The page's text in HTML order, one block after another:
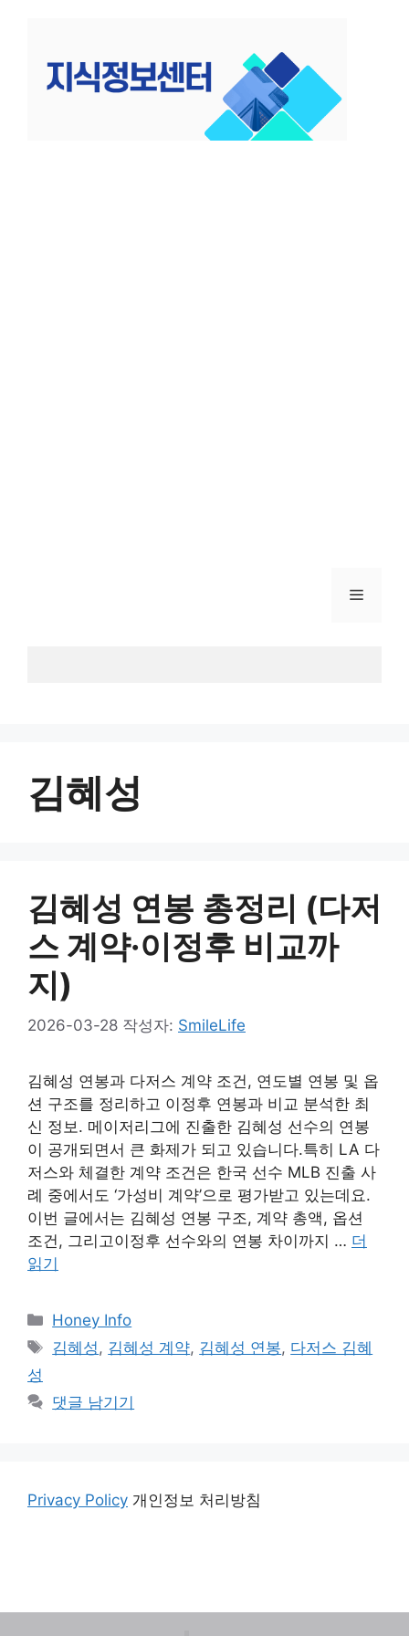
메
김혜성
김혜성 연봉 총정리 (다저
스 계약·이정후 비교까
지)
2026-03-28 작성자: SmileLife
김혜성 연봉과 다저스 계약 조건, 연도별 연봉 및 옵
션 구조를 정리하고 이정후 연봉과 비교 분석한 최
신 정보. 메이저리그에 진출한 김혜성 선수의 연봉
이 공개되면서 큰 화제가 되고 있습니다.특히 LA 다
저스와 체결한 계약 조건은 한국 선수 MLB 진출 사
례 중에서도 ‘가성비 계약’으로 평가받고 있는데요.
이번 글에서는 김혜성 연봉 구조, 계약 총액, 옵션
조건, 그리고이정후 선수와의 연봉 차이까지 … 더
읽기
카
테
고
Honey Info
태
김혜성 , 김혜성 계약, 김혜성 연봉, 다저스 김혜
성
댓글 남기기
Privacy Policy 개인정보 처리방침